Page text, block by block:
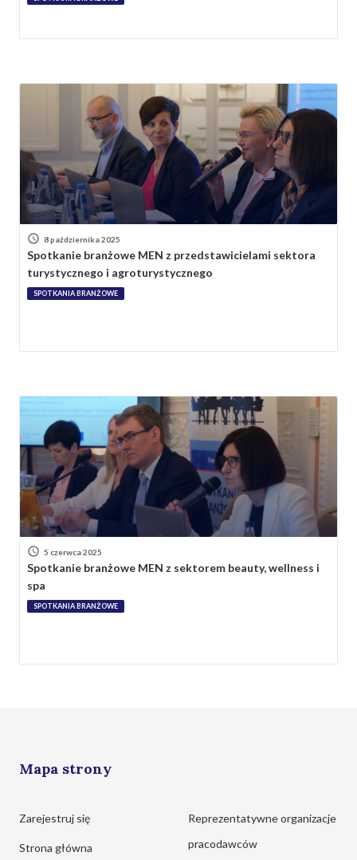
8 października 2025
Spotkanie branżowe MEN z przedstawicielami sektora
turystycznego i agroturystycznego
SPOTKANIA BRANŻOWE
5 czerwca 2025
Spotkanie branżowe MEN z sektorem beauty, wellness i
spa
SPOTKANIA BRANŻOWE
Mapa strony
Zarejestruj się
Strona główna
Reprezentatywne organizacje
pracodawców